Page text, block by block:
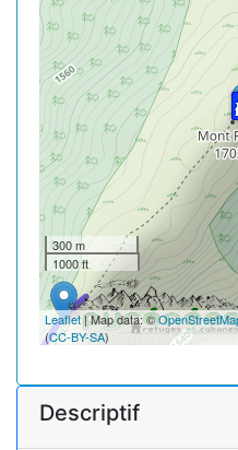
300 m
1000 ft
Leaflet| Map data: ©
(CC-BY-SA)
Descriptif